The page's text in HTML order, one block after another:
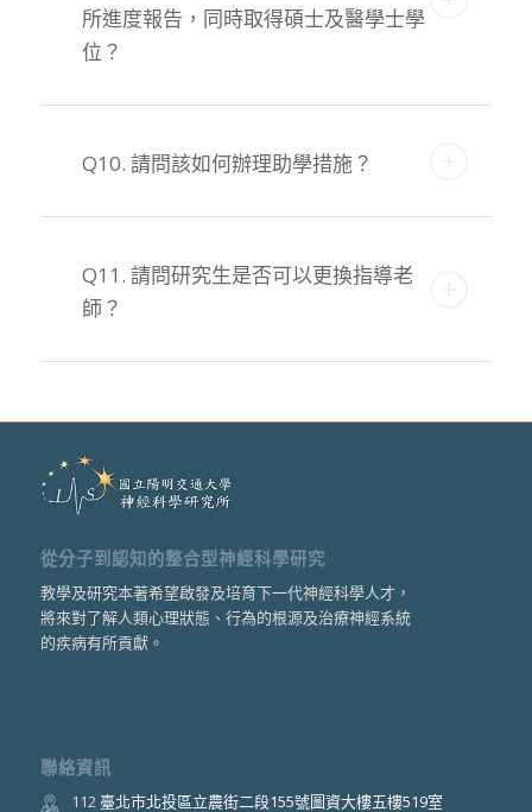
所進度報告，同時取得碩士及醫學士學
位？
Q10. 請問該如何辦理助學措施？
Q11. 請問研究生是否可以更換指導老
師？
從分子到認知的整合型神經科學研究
教學及研究本著希望啟發及培育下一代神經科學人才，
將來對了解人類心理狀態、行為的根源及治療神經系統
的疾病有所貢獻。
聯絡資訊
112臺北市北投區立農街二段155號圖資大樓五樓519室